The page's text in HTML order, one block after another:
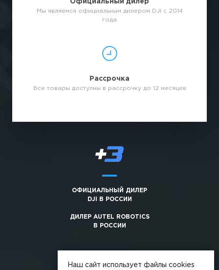
Официальный дилер
Мы являемся официальным дилером DJI с 2014
года
Рассрочка
Все товары доступны в рассрочку до 12 месяцев
ОФИЦИАЛЬНЫЙ ДИЛЕР
DJI В РОССИИ
ДИЛЕР AUTEL ROBOTICS
В РОССИИ
Наш сайт использует файлы cookies